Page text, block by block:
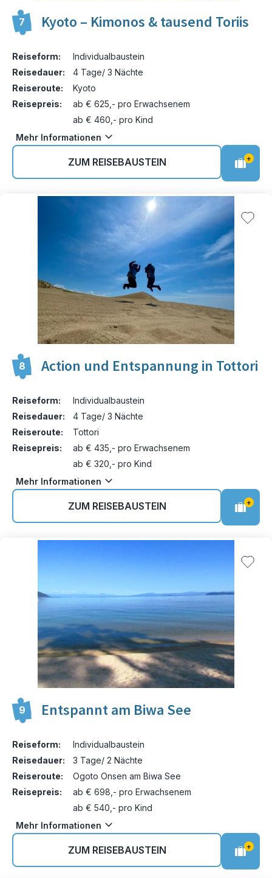
7 Kyoto – Kimonos & tausend Toriis
Reiseform:
Individualbaustein
Reisedauer:
4 Tage/ 3 Nächte
Reiseroute:
Kyoto
Reisepreis:
ab € 625,- pro Erwachsenem
ab € 460,- pro Kind
Mehr Informationen
ZUM REISEBAUSTEIN +
8 Action und Entspannung in Tottori
Reiseform:
Individualbaustein
Reisedauer:
4 Tage/ 3 Nächte
Reiseroute:
Tottori
Reisepreis:
ab € 435,- pro Erwachsenem
ab € 320,- pro Kind
Mehr Informationen
ZUM REISEBAUSTEIN +
9 Entspannt am Biwa See
Reiseform:
Individualbaustein
Reisedauer:
3 Tage/ 2 Nächte
Reiseroute:
Ogoto Onsen am Biwa See
Reisepreis:
ab € 698,- pro Erwachsenem
ab € 540,- pro Kind
Mehr Informationen
ZUM REISEBAUSTEIN +